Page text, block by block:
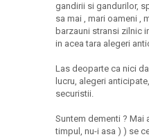
gandirii si gandurilor,
sa mai , mari oameni ,
barzauni stransi zilnic
in acea tara alegeri
Las deoparte ca nici
lucru, alegeri
securistii.
Suntem dementi ? Mai
timpul, nu-i asa ) ) se